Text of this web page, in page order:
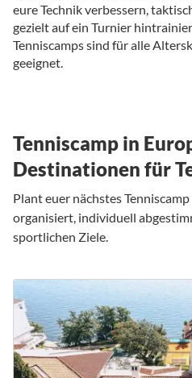
eure Technik verbessern,
gezielt auf ein Turnier
Tenniscamps sind für alle
geeignet.
Tenniscamp in
Destinationen für
Plant euer nächstes
organisiert, individuell
sportlichen Ziele.